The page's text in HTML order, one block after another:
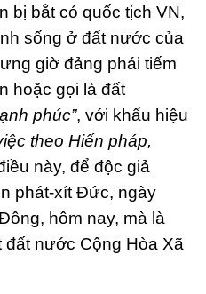
bị bắt có quốc tịch VN,
sống ở đất nước của
giờ đảng phái tiếm
hoặc gọi là đất
phúc”, với khẩu hiệu
theo Hiến pháp,
này, để độc giả
phát-xít Đức, ngày
hôm nay, mà là
đất nước Cộng Hòa Xã